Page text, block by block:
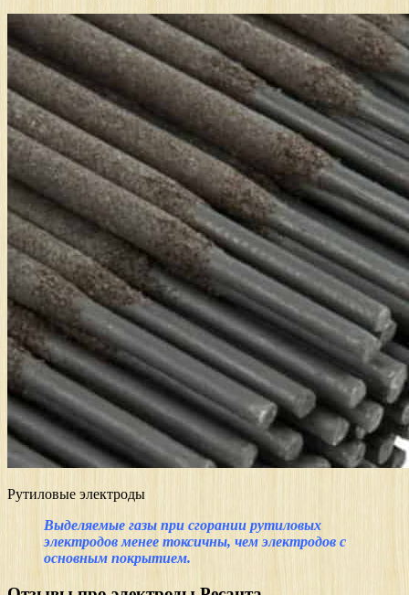
Рутиловые электроды
Выделяемые газы при сгорании рутиловых
электродов менее токсичны, чем электродов с
основным покрытием.